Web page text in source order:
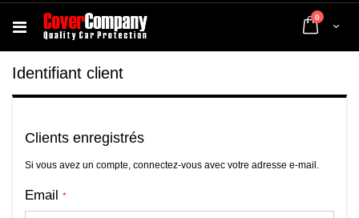
Cart
0 articles
Identifiant client
Clients enregistrés
Si vous avez un compte, connectez-vous avec votre adresse e-mail.
Email